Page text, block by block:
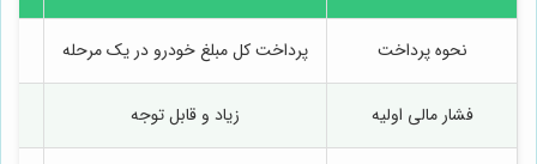
نحوه پرداخت پرداخت کل مبلغ خودرو در یک مرحله
فشار مالی اولیه زیاد و قابل توجه